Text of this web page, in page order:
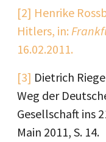
[2] Henrike
Hitlers, in:
16.02.2011.
[3] Dietrich
Weg der
Gesellschaft ins
Main 2011, S. 14.